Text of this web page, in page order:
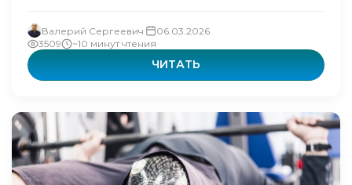
Валерий Сергеевич
06.03.2026
3509
~10 минут чтения
ЧИТАТЬ